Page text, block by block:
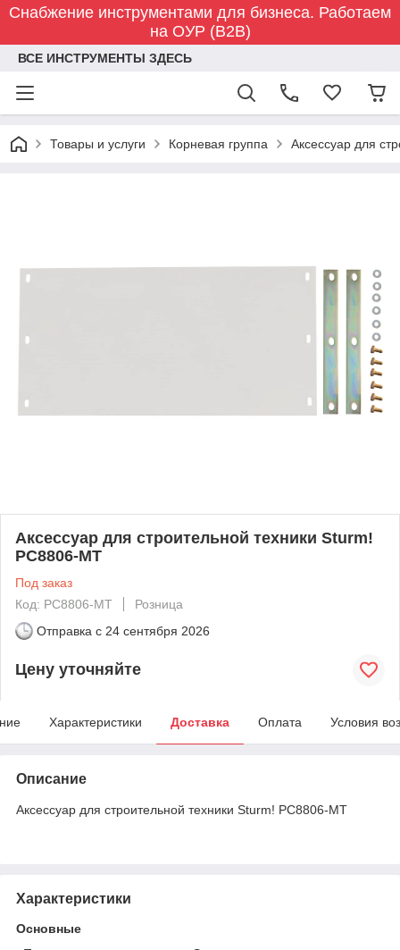
Снабжение инструментами для бизнеса. Работаем
на ОУР (B2B)
ВСЕ ИНСТРУМЕНТЫ ЗДЕСЬ
Товары и услуги Корневая группа Аксессуар для
Аксессуар для строительной техники Sturm!
PC8806-MT
Под заказ
Код: PC8806-MT
Розница
Отправка с 24 сентября 2026
Цену уточняйте
Характеристики Доставка Оплата Условия
Описание
Аксессуар для строительной техники Sturm! PC8806-MT
Характеристики
Основные